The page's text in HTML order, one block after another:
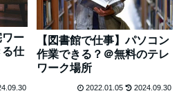
ー
る仕
【図書館で仕事】パソコン
作業できる？＠無料のテレ
ワーク場所
2022.01.05 2024.09.30